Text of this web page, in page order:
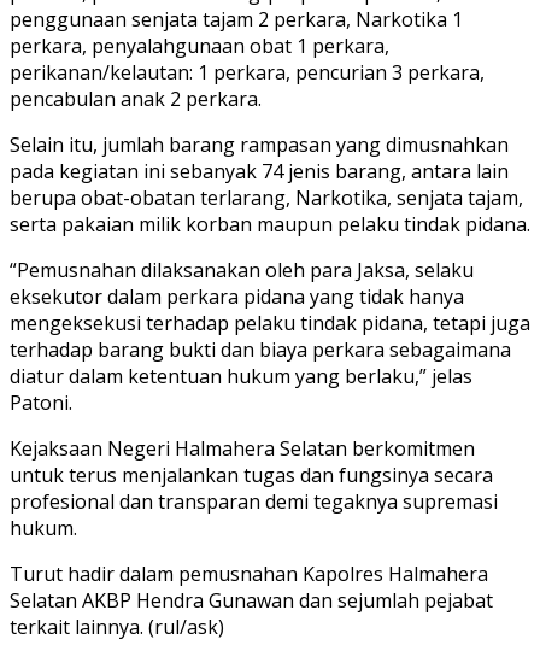
penggunaan senjata tajam 2 perkara, Narkotika 1
perkara, penyalahgunaan obat 1 perkara,
perikanan/kelautan: 1 perkara, pencurian 3 perkara,
pencabulan anak 2 perkara.
Selain itu, jumlah barang rampasan yang dimusnahkan
pada kegiatan ini sebanyak 74 jenis barang, antara lain
berupa obat-obatan terlarang, Narkotika, senjata tajam,
serta pakaian milik korban maupun pelaku tindak pidana.
“Pemusnahan dilaksanakan oleh para Jaksa, selaku
eksekutor dalam perkara pidana yang tidak hanya
mengeksekusi terhadap pelaku tindak pidana, tetapi juga
terhadap barang bukti dan biaya perkara sebagaimana
diatur dalam ketentuan hukum yang berlaku,” jelas
Patoni.
Kejaksaan Negeri Halmahera Selatan berkomitmen
untuk terus menjalankan tugas dan fungsinya secara
profesional dan transparan demi tegaknya supremasi
hukum.
Turut hadir dalam pemusnahan Kapolres Halmahera
Selatan AKBP Hendra Gunawan dan sejumlah pejabat
terkait lainnya. (rul/ask)